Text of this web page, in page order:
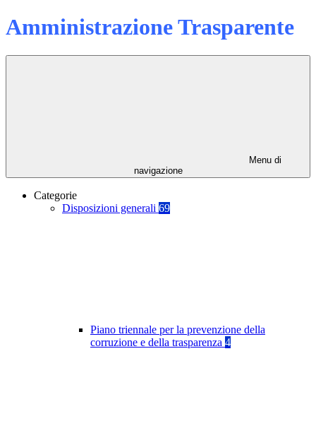
Amministrazione Trasparente
Menu di
navigazione
Categorie
Disposizioni generali 69
Piano triennale per la prevenzione della
corruzione e della trasparenza 4